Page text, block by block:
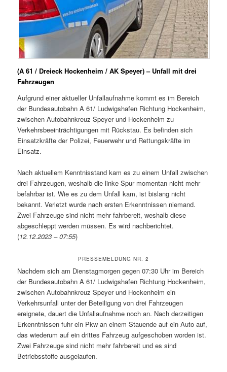
(A 61 / Dreieck Hockenheim / AK Speyer) – Unfall mit drei
Fahrzeugen
Aufgrund einer aktueller Unfallaufnahme kommt es im Bereich
der Bundesautobahn A 61/ Ludwigshafen Richtung Hockenheim,
zwischen Autobahnkreuz Speyer und Hockenheim zu
Verkehrsbeeinträchtigungen mit Rückstau. Es befinden sich
Einsatzkräfte der Polizei, Feuerwehr und Rettungskräfte im
Einsatz.
Nach aktuellem Kenntnisstand kam es zu einem Unfall zwischen
drei Fahrzeugen, weshalb die linke Spur momentan nicht mehr
befahrbar ist. Wie es zu dem Unfall kam, ist bislang nicht
bekannt. Verletzt wurde nach ersten Erkenntnissen niemand.
Zwei Fahrzeuge sind nicht mehr fahrbereit, weshalb diese
abgeschleppt werden müssen. Es wird nachberichtet.
(12.12.2023 – 07:55)
PRESSEMELDUNG NR. 2
Nachdem sich am Dienstagmorgen gegen 07:30 Uhr im Bereich
der Bundesautobahn A 61/ Ludwigshafen Richtung Hockenheim,
zwischen Autobahnkreuz Speyer und Hockenheim ein
Verkehrsunfall unter der Beteiligung von drei Fahrzeugen
ereignete, dauert die Unfallaufnahme noch an. Nach derzeitigen
Erkenntnissen fuhr ein Pkw an einem Stauende auf ein Auto auf,
das wiederum auf ein drittes Fahrzeug aufgeschoben worden ist.
Zwei Fahrzeuge sind nicht mehr fahrbereit und es sind
Betriebsstoffe ausgelaufen.